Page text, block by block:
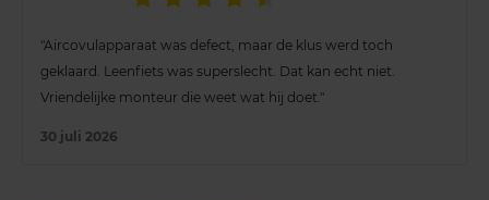
"Aircovulapparaat was defect, maar de klus werd toch
geklaard. Leenfiets was superslecht. Dat kan echt niet.
Vriendelijke monteur die weet wat hij doet."
30 juli 2026